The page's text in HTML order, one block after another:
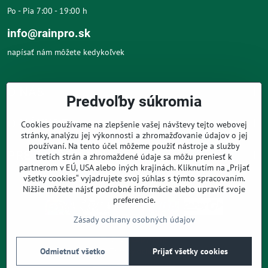
Po - Pia 7:00 - 19:00 h
info@rainpro.sk
napísať nám môžete kedykoľvek
O NÁKUPE
PRE ZÁKAZNÍKOV
©2026Copyright
Predvoľby súkromia
Zásady ochrany osobných údajov
Podmienky používania
Predvoľby súkromia
Cookies používame na zlepšenie vašej návštevy tejto webovej
stránky, analýzu jej výkonnosti a zhromažďovanie údajov o jej
používaní. Na tento účel môžeme použiť nástroje a služby
tretích strán a zhromaždené údaje sa môžu preniesť k
partnerom v EÚ, USA alebo iných krajinách. Kliknutím na „Prijať
všetky cookies“ vyjadrujete svoj súhlas s týmto spracovaním.
Nižšie môžete nájsť podrobné informácie alebo upraviť svoje
preferencie.
Zásady ochrany osobných údajov
Prijať všetky cookies
Odmietnuť všetko